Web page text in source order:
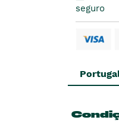
seguro